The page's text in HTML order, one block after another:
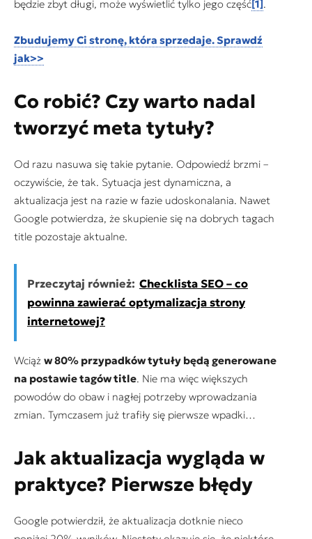
będzie zbyt długi, może wyświetlić tylko jego część[1].
Zbudujemy Ci stronę, która sprzedaje. Sprawdź
jak>>
Co robić? Czy warto nadal
tworzyć meta tytuły?
Od razu nasuwa się takie pytanie. Odpowiedź brzmi –
oczywiście, że tak. Sytuacja jest dynamiczna, a
aktualizacja jest na razie w fazie udoskonalania. Nawet
Google potwierdza, że skupienie się na dobrych tagach
title pozostaje aktualne.
Przeczytaj również: Checklista SEO – co
powinna zawierać optymalizacja strony
internetowej?
Wciąż w 80% przypadków tytuły będą generowane
na postawie tagów title. Nie ma więc większych
powodów do obaw i nagłej potrzeby wprowadzania
zmian. Tymczasem już trafiły się pierwsze wpadki…
Jak aktualizacja wygląda w
praktyce? Pierwsze błędy
Google potwierdził, że aktualizacja dotknie nieco